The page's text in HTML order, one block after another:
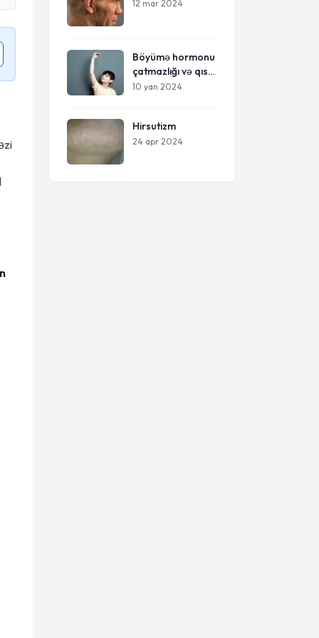
12 mar 2024
Böyümə hormonu
çatmazlığı və qısa
boy
10 yan 2024
Hirsutizm
24 apr 2024